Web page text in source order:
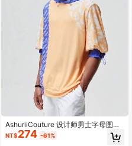
AshuriiCouture 设计师男士字母图案
抽绳连帽衫，适合假期、休假、春
季、节日、健身、伊比沙岛
NT$274 -61%